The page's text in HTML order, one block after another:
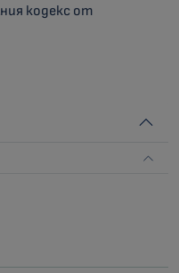
кодекс от